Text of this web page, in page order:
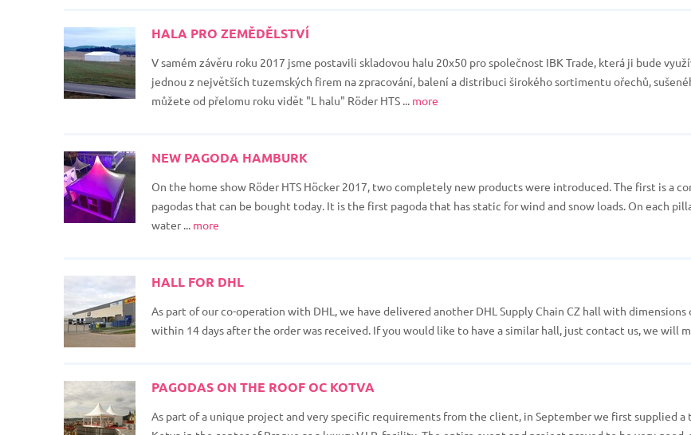
HALA PRO ZEMĚDĚLSTVÍ
V samém závěru roku 2017 jsme postavili skladovou halu 20x50 pro společnost IBK Trade, která ji bude
jednou z největších tuzemských firem na zpracování, balení a distribuci širokého sortimentu ořechů,
můžete od přelomu roku vidět "L halu" Röder HTS ... more
NEW PAGODA HAMBURK
On the home show Röder HTS Höcker 2017, two completely new products were introduced. The first is a
pagodas that can be bought today. It is the first pagoda that has static for wind and snow loads. On each
water ... more
HALL FOR DHL
As part of our co-operation with DHL, we have delivered another DHL Supply Chain CZ hall with
within 14 days after the order was received. If you would like to have a similar hall, just contact us, we will
PAGODAS ON THE ROOF OC KOTVA
As part of a unique project and very specific requirements from the client, in September we first supplied